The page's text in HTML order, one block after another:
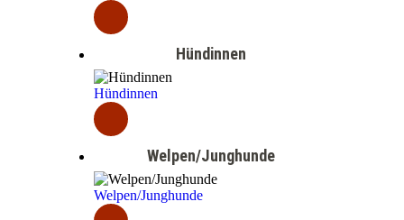
Hündinnen
Hündinnen
Welpen/Junghunde
Welpen/Junghunde